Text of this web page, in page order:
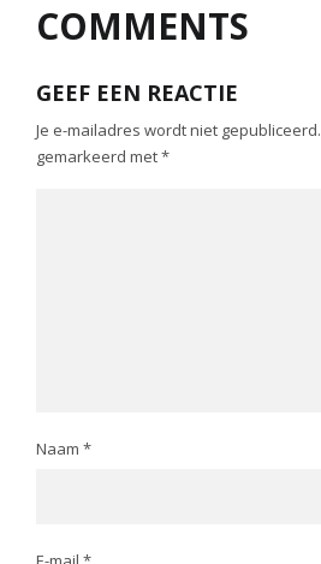
COMMENTS
GEEF EEN REACTIE
Je e-mailadres wordt niet gepubliceerd.
gemarkeerd met*
Naam *